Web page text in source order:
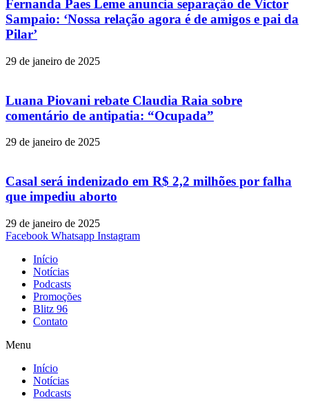
Fernanda Paes Leme anuncia separação de Victor
Sampaio: ‘Nossa relação agora é de amigos e pai da
Pilar’
29 de janeiro de 2025
Luana Piovani rebate Claudia Raia sobre
comentário de antipatia: “Ocupada”
29 de janeiro de 2025
Casal será indenizado em R$ 2,2 milhões por falha
que impediu aborto
29 de janeiro de 2025
Facebook Whatsapp Instagram
Início
Notícias
Podcasts
Promoções
Blitz 96
Contato
Menu
Início
Notícias
Podcasts